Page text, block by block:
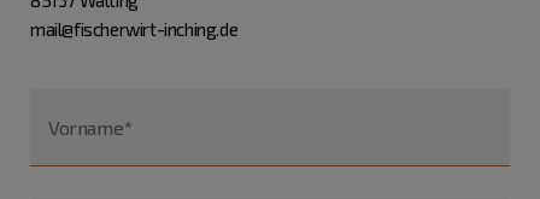
mail@fischerwirt-inching.de
Vorname*